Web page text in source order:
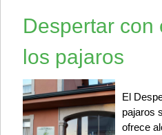
Despertar con
los pajaros
El
pajaros
ofrece